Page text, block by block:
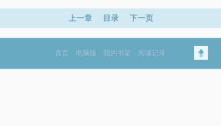
上一章 目录 下一页
首页 电脑版 我的书架 阅读记录